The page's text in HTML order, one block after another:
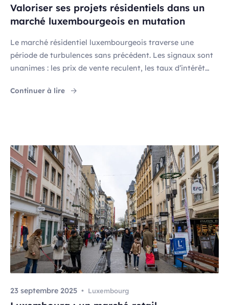
Valoriser ses projets résidentiels dans un
marché luxembourgeois en mutation
Le marché résidentiel luxembourgeois traverse une
période de turbulences sans précédent. Les signaux sont
unanimes : les prix de vente reculent, les taux d’intérêt
ralentissement marqué. Cette nouvelle donne interroge
Continuer à lire "Valoriser ses projets résidentiels dans un
23 septembre 2025 Luxembourg